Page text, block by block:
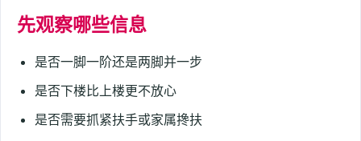
先观察哪些信息
是否一脚一阶还是两脚并一步
是否下楼比上楼更不放心
是否需要抓紧扶手或家属搀扶